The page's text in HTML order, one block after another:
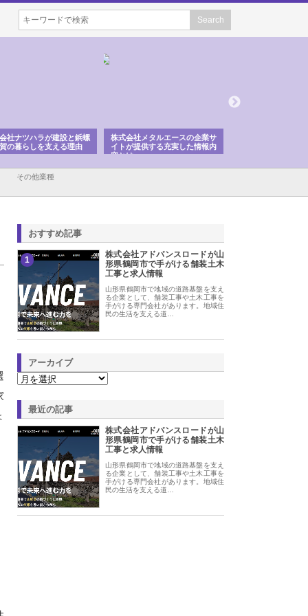
社ナツハラが建設と鋲螺
の暮らしを支える理由
株式会社メタルエースの企業サ
イトが提供する充実した情報内
容とは
その他業種
おすすめ記事
1
株式会社アドバンスロードが山
形県鶴岡市で手がける舗装土木
工事と求人情報
山形県鶴岡市で地域の道路基盤を支え
る企業として、舗装工事や土木工事を
手がける専門会社があります。地域住
民の生活を支える道…
アーカイブ
最近の記事
株式会社アドバンスロードが山
形県鶴岡市で手がける舗装土木
工事と求人情報
山形県鶴岡市で地域の道路基盤を支え
る企業として、舗装工事や土木工事を
手がける専門会社があります。地域住
民の生活を支える道…